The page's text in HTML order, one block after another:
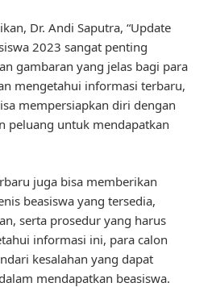
Dr. Andi Saputra, “Update
2023 sangat penting
gambaran yang jelas bagi para
mengetahui informasi terbaru,
mempersiapkan diri dengan
peluang untuk mendapatkan
juga bisa memberikan
beasiswa yang tersedia,
serta prosedur yang harus
informasi ini, para calon
kesalahan yang dapat
mendapatkan beasiswa.